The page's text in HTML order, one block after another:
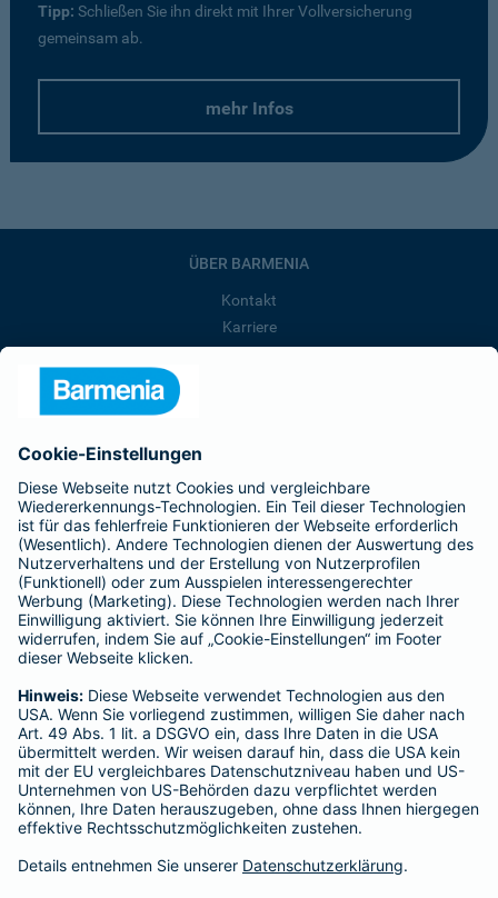
Tipp: Schließen Sie ihn direkt mit Ihrer Vollversicherung
gemeinsam ab.
mehr Infos
ÜBER BARMENIA
Kontakt
Karriere
Barmenia ist Teil der BarmeniaGothaer
BELIEBTE SEITEN
Kranken-Zusatzversicherung
Tierversicherungen
Haftpflichtversicherung
Hausratversicherung
Adresse ändern
Schaden melden
Kilometerstandsmeldung
Serviceübersicht